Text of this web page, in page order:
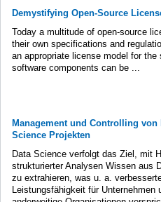
Demystifying Open-Source
Today a multitude of open-source
their own specifications and
an appropriate license model for
software components can be ...
Management und Controlling von
Science Projekten
Data Science verfolgt das Ziel, mit
strukturierter Analysen Wissen aus
zu extrahieren, was u. a.
Leistungsfähigkeit für Unternehmen